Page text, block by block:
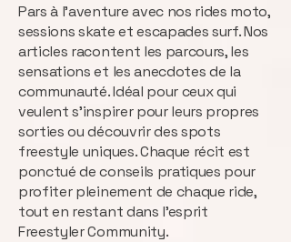
Pars à l’aventure avec nos rides moto,
sessions skate et escapades surf. Nos
articles racontent les parcours, les
sensations et les anecdotes de la
communauté. Idéal pour ceux qui
veulent s’inspirer pour leurs propres
sorties ou découvrir des spots
freestyle uniques. Chaque récit est
ponctué de conseils pratiques pour
profiter pleinement de chaque ride,
tout en restant dans l’esprit
Freestyler Community.